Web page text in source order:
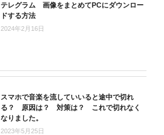
テレグラム 画像をまとめてPCにダウンロー
ドする方法
2024年2月16日
スマホで音楽を流していいると途中で切れ
る？ 原因は？ 対策は？ これで切れなく
なりました。
2023年5月25日